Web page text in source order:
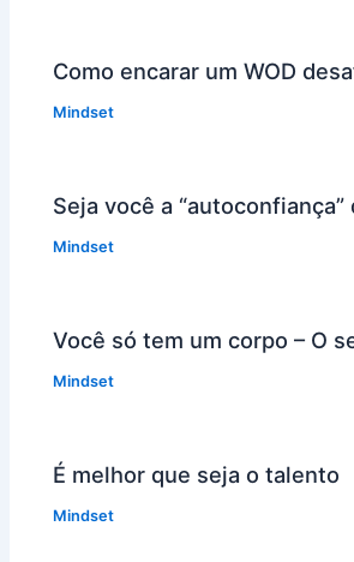
Como encarar um WOD
Mindset
Seja você a “autoconfiança”
Mindset
Você só tem um corpo – O
Mindset
É melhor que seja o talento
Mindset